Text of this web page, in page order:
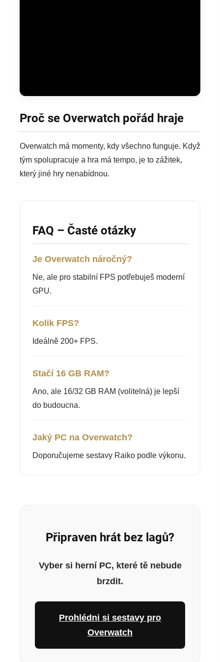
Proč se Overwatch pořád hraje
Overwatch má momenty, kdy všechno funguje. Když
tým spolupracuje a hra má tempo, je to zážitek,
který jiné hry nenabídnou.
FAQ – Časté otázky
Je Overwatch náročný?
Ne, ale pro stabilní FPS potřebuješ moderní
GPU.
Kolik FPS?
Ideálně 200+ FPS.
Stačí 16 GB RAM?
Ano, ale 16/32 GB RAM (volitelná) je lepší
do budoucna.
Jaký PC na Overwatch?
Doporučujeme sestavy Raiko podle výkonu.
Připraven hrát bez lagů?
Vyber si herní PC, které tě nebude
brzdit.
Prohlédni si sestavy pro
Overwatch